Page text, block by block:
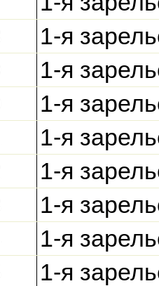
1-я
1-я
1-я
1-я
1-я
1-я
1-я
1-я